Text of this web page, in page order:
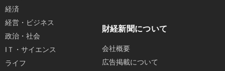
経済
経営・ビジネス
政治・社会
IＴ・サイエンス
ライフ
財経新聞について
会社概要
広告掲載について